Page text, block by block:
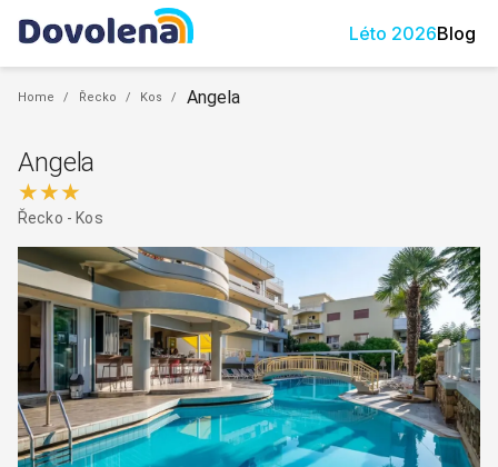
Léto 2026Blog
Home / Řecko / Kos / Angela
Angela
★★★
Řecko - Kos